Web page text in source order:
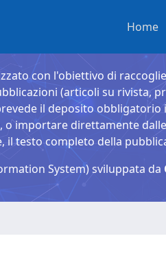
Home
con l'obiettivo di
(articoli su rivista,
il deposito
importare direttamente
testo completo della
System) sviluppata da